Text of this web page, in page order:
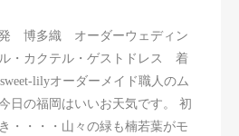
博多織 オーダーウェディン
・カクテル・ゲストドレス 着
lilyオーダーメイド職人のム
日の福岡はいいお天気です。 初
・・・・山々の緑も楠若葉がモ